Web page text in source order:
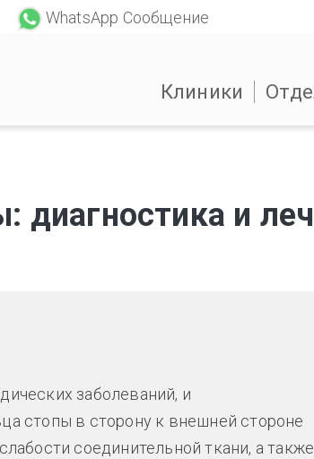
WhatsApp Сообщение
Клиники
диагностика и
заболеваний, и
стопы в сторону к внешней стороне
соединительной ткани, а также